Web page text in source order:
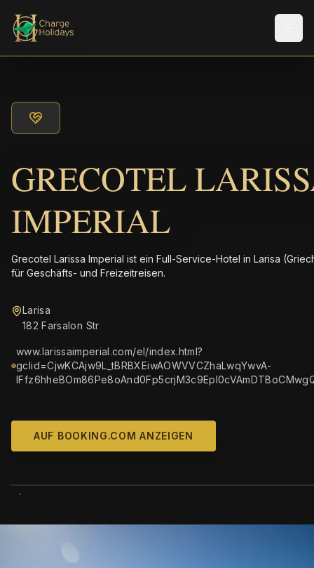
GRECOTEL
IMPERIAL
Grecotel Larissa Imperial ist ein Full-Service-Hotel in Larisa
für Geschäfts- und Freizeitreisen.
Larisa
182 Farsalon Str
www.larissaimperial.com/el/index.html?
gclid=CjwKCAjw9L_tBRBXEiwAOWVVCZhaLwqYwvA-
AUF BOOKING.COM ANZEIGEN